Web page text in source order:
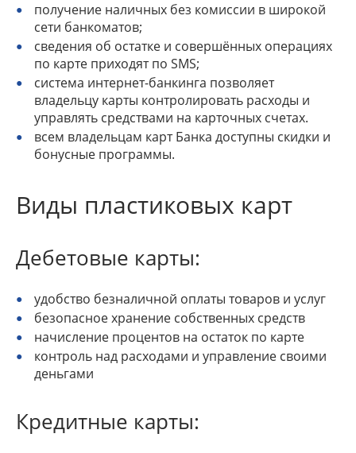
получение наличных без комиссии в широкой
сети банкоматов;
сведения об остатке и совершённых операциях
по карте приходят по SMS;
система интернет-банкинга позволяет
владельцу карты контролировать расходы и
управлять средствами на карточных счетах.
всем владельцам карт Банка доступны cкидки и
бонусные программы.
Виды пластиковых карт
Дебетовые карты:
удобство безналичной оплаты товаров и услуг
безопасное хранение собственных средств
начисление процентов на остаток по карте
контроль над расходами и управление своими
деньгами
Кредитные карты: